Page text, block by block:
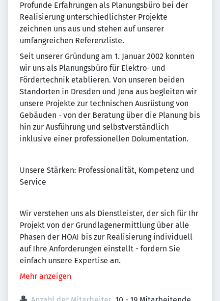
Profunde Erfahrungen als Planungsbüro bei der
Realisierung unterschiedlichster Projekte
zeichnen uns aus und stehen auf unserer
umfangreichen Referenzliste.
Seit unserer Gründung am 1. Januar 2002 konnten
wir uns als Planungsbüro für Elektro- und
Fördertechnik etablieren. Von unseren beiden
Standorten in Dresden und Jena aus begleiten wir
unsere Projekte zur technischen Ausrüstung von
Gebäuden - von der Beratung über die Planung bis
hin zur Ausführung und selbstverständlich
inklusive einer professionellen Dokumentation.
Unsere Stärken: Professionalität, Kompetenz und
Service
Wir verstehen uns als Dienstleister, der sich für Ihr
Projekt von der Grundlagenermittlung über alle
Phasen der HOAI bis zur Realisierung individuell
auf Ihre Anforderungen einstellt - fordern Sie
einfach unsere Expertise an.
Mehr anzeigen